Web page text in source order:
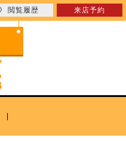
閲覧履歴 来店予約